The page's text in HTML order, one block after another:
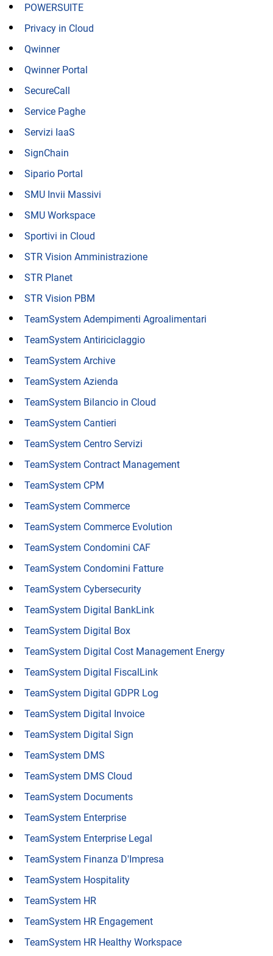
POWERSUITE
Privacy in Cloud
Qwinner
Qwinner Portal
SecureCall
Service Paghe
Servizi IaaS
SignChain
Sipario Portal
SMU Invii Massivi
SMU Workspace
Sportivi in Cloud
STR Vision Amministrazione
STR Planet
STR Vision PBM
TeamSystem Adempimenti Agroalimentari
TeamSystem Antiriciclaggio
TeamSystem Archive
TeamSystem Azienda
TeamSystem Bilancio in Cloud
TeamSystem Cantieri
TeamSystem Centro Servizi
TeamSystem Contract Management
TeamSystem CPM
TeamSystem Commerce
TeamSystem Commerce Evolution
TeamSystem Condomini CAF
TeamSystem Condomini Fatture
TeamSystem Cybersecurity
TeamSystem Digital BankLink
TeamSystem Digital Box
TeamSystem Digital Cost Management Energy
TeamSystem Digital FiscalLink
TeamSystem Digital GDPR Log
TeamSystem Digital Invoice
TeamSystem Digital Sign
TeamSystem DMS
TeamSystem DMS Cloud
TeamSystem Documents
TeamSystem Enterprise
TeamSystem Enterprise Legal
TeamSystem Finanza D'Impresa
TeamSystem Hospitality
TeamSystem HR
TeamSystem HR Engagement
TeamSystem HR Healthy Workspace